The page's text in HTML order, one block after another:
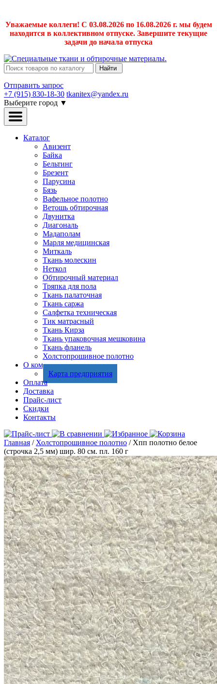
Уважаемые коллеги! С 03.08.2026 по 16.08.2026 г. мы будем
находится в коллективном отпуске. Завершите текущие
задачи до начала отпуска
Найти
Отправить запрос
+7 (915) 830-18-30 tkanitex@yandex.ru
Выберите город ▼
Каталог
Авизент
Байка
Бельтинг
Брезент
Парусина
Бязь
Вафельное полотно
Ветошь обтирочная
Двунитка
Диагональ
Мадаполам
Марля медицинская
Миткаль
Ткань молескин
Неткол
Обтирочный материал
Тряпка для пола
Ткань палаточная
Ткань саржа
Салфетка техническая
Тик матрасный
Ткань Кирза
Ткань упаковочная мешковина
Ткань фланель
Холстопрошивное полотно
О компании
Карта предприятия
Оплата
Доставка
Прайс-лист
Скидки
Контакты
Главная / Холстопрошивное полотно / Хпп полотно белое
(строчка 2,5 мм) шир. 80 см. пл. 160 г